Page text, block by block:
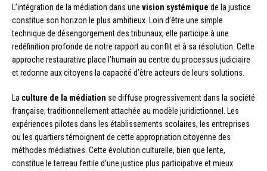
L’intégration de la médiation dans une vision systémique de la justice
constitue son horizon le plus ambitieux. Loin d’être une simple
technique de désengorgement des tribunaux, elle participe à une
redéfinition profonde de notre rapport au conflit et à sa résolution. Cette
approche restaurative place l’humain au centre du processus judiciaire
et redonne aux citoyens la capacité d’être acteurs de leurs solutions.
La culture de la médiation se diffuse progressivement dans la société
française, traditionnellement attachée au modèle juridictionnel. Les
expériences pilotes dans les établissements scolaires, les entreprises
ou les quartiers témoignent de cette appropriation citoyenne des
méthodes médiatives. Cette évolution culturelle, bien que lente,
constitue le terreau fertile d’une justice plus participative et mieux